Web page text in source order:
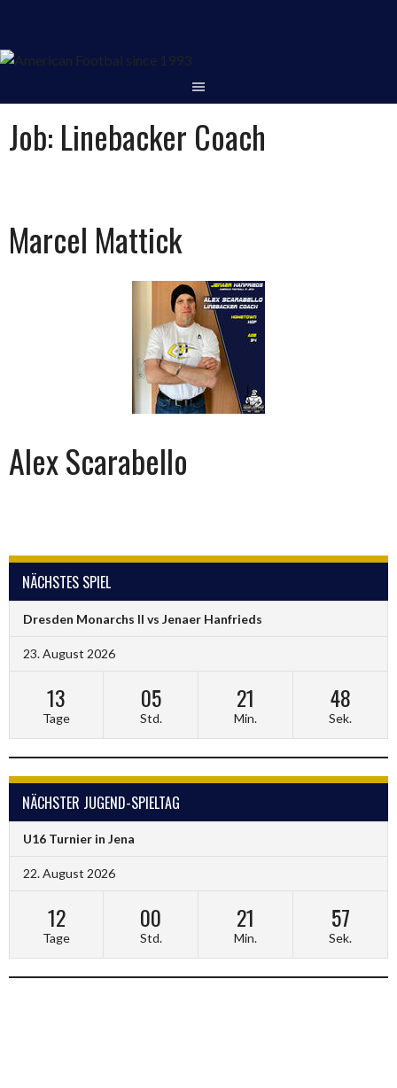
Inhalt
Job: Linebacker Coach
Marcel Mattick
Alex Scarabello
NÄCHSTES SPIEL
Dresden Monarchs II vs Jenaer Hanfrieds
23. August 2026
13
Tage
05
Std.
21
Min.
48
Sek.
NÄCHSTER JUGEND-SPIELTAG
U16 Turnier in Jena
22. August 2026
12
Tage
00
Std.
21
Min.
57
Sek.